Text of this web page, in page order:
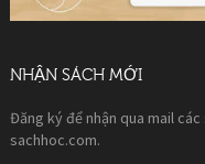
NHẬN SÁCH MỚI
Đăng ký để nhận qua mail
sachhoc.com.